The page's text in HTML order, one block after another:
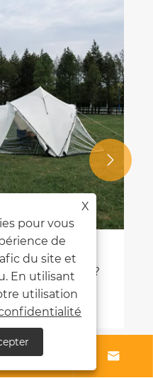

 
X
pour vous
de
du site et
En utilisant
utilisation